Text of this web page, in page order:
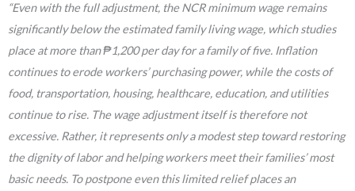
“Even with the full adjustment, the NCR minimum wage remains
significantly below the estimated family living wage, which studies
place at more than ₱1,200 per day for a family of five. Inflation
continues to erode workers’ purchasing power, while the costs of
food, transportation, housing, healthcare, education, and utilities
continue to rise. The wage adjustment itself is therefore not
excessive. Rather, it represents only a modest step toward restoring
the dignity of labor and helping workers meet their families’ most
basic needs. To postpone even this limited relief places an